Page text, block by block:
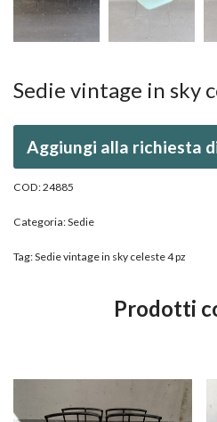
Sedie vintage in sky
Aggiungi alla richiesta
COD:24885
Categoria:Sedie
Tag:Sedie vintage in sky celeste 4 pz
Prodotti